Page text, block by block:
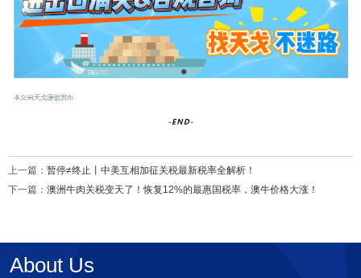
上一篇： 暂停≠终止丨中美互相加征关税最新税率全解析！
下一篇： 澳洲牛肉关税变天了！恢复12%的最惠国税率，澳牛价格大涨！
About Us